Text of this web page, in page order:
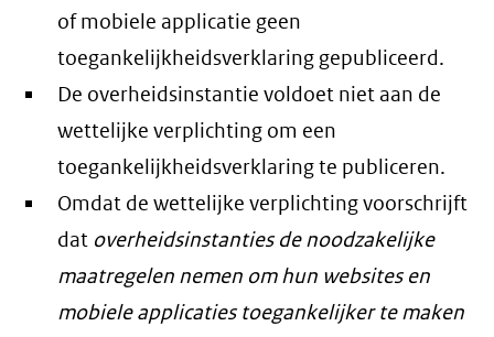
of mobiele applicatie geen
toegankelijkheidsverklaring gepubliceerd.
De overheidsinstantie voldoet niet aan de
wettelijke verplichting om een
toegankelijkheidsverklaring te publiceren.
Omdat de wettelijke verplichting voorschrijft
dat overheidsinstanties de noodzakelijke
maatregelen nemen om hun websites en
mobiele applicaties toegankelijker te maken